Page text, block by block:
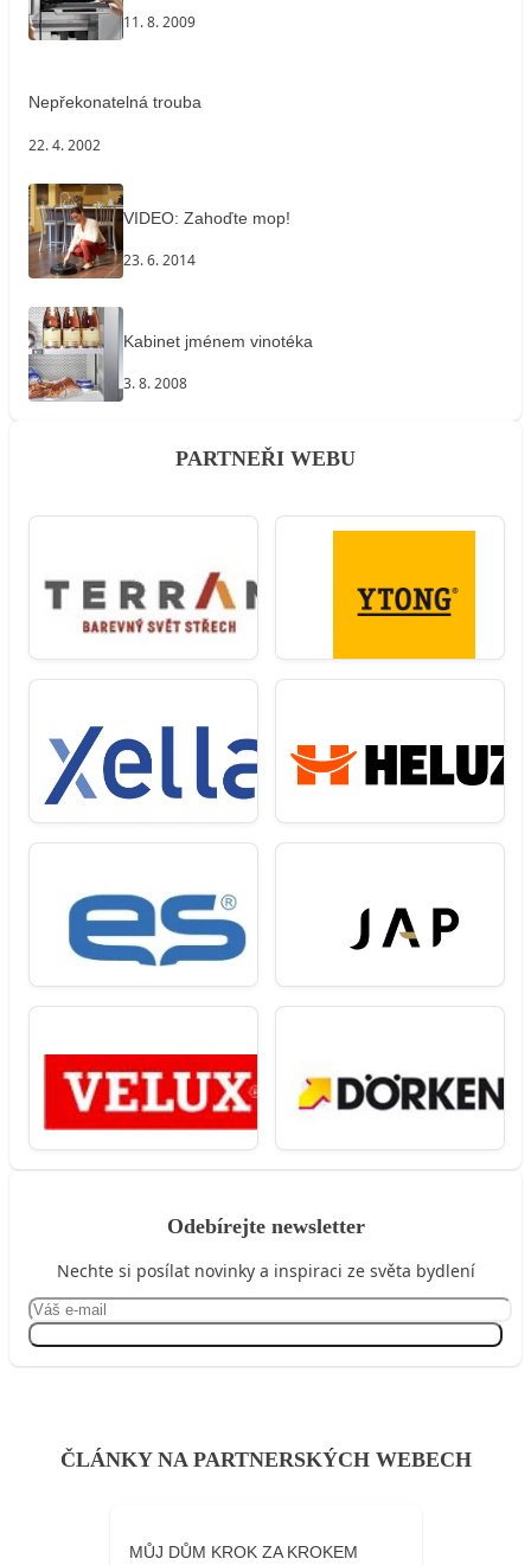
11. 8. 2009
Nepřekonatelná trouba
22. 4. 2002
VIDEO: Zahoďte mop!
23. 6. 2014
Kabinet jménem vinotéka
3. 8. 2008
PARTNEŘI WEBU
Odebírejte newsletter
Nechte si posílat novinky a inspiraci ze světa bydlení
ČLÁNKY NA PARTNERSKÝCH WEBECH
MŮJ DŮM KROK ZA KROKEM